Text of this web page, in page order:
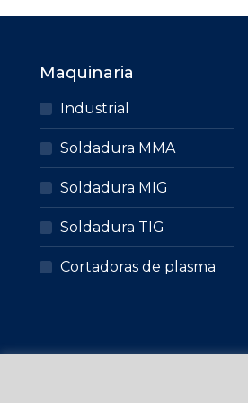
Maquinaria
Industrial
Soldadura MMA
Soldadura MIG
Soldadura TIG
Cortadoras de plasma